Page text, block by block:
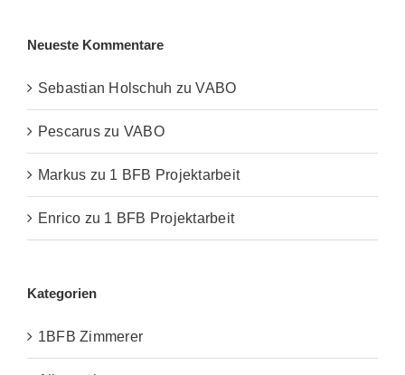
Neueste Kommentare
Sebastian Holschuh zuVABO
Pescaruszu VABO
Markus zu 1 BFB Projektarbeit
Enrico zu 1 BFB Projektarbeit
Kategorien
1BFB Zimmerer